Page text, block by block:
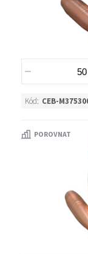
Kód: CEB-
POROVNAT